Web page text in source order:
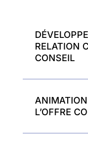
RELATION
CONSEIL
L’OFFRE